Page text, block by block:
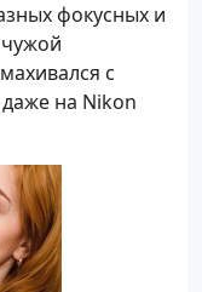
фокусных и
с
на Nikon